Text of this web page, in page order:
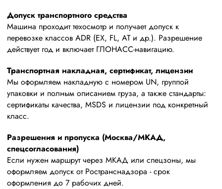
Допуск транспортного средства
Машина проходит техосмотр и получает допуск к
перевозке классов ADR (EX, FL, AT и др.). Разрешение
действует год и включает ГЛОНАСС‑навигацию.
Транспортная накладная, сертификат, лицензии
Мы оформляем накладную с номером UN, группой
упаковки и полным описанием груза, а также стандарты:
сертификаты качества, MSDS и лицензии под конкретный
класс.
Разрешения и пропуска (Москва/МКАД,
спецсогласования)
Если нужен маршрут через МКАД или спецзоны, мы
оформляем допуск от Ространснадзора - срок
оформления до 7 рабочих дней.